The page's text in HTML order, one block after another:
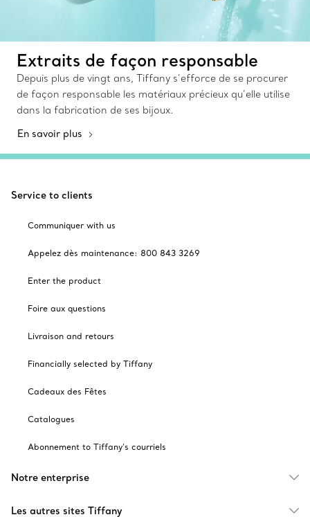
Extraits de façon responsable
Depuis plus de vingt ans, Tiffany s’efforce de se procurer
de façon responsable les matériaux précieux qu’elle utilise
dans la fabrication de ses bijoux.
En savoir plus
Service to clients
Communiquer with us
Appelez dès maintenance: 800 843 3269
Enter the product
Foire aux questions
Livraison and retours
Financially selected by Tiffany
Cadeaux des Fêtes
Catalogues
Abonnement to Tiffany's courriels
Notre enterprise
Les autres sites Tiffany